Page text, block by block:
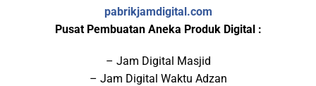
pabrikjamdigital.com
Pusat Pembuatan Aneka Produk Digital :
– Jam Digital Masjid
– Jam Digital Waktu Adzan